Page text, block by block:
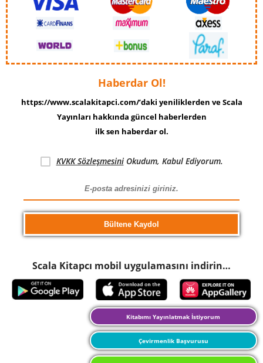
Haberdar Ol!
https://www.scalakitapci.com/’daki yeniliklerden ve Scala
Yayınları hakkında güncel haberlerden
ilk sen haberdar ol.
KVKK SözleşmesiniOkudum, Kabul Ediyorum.
Scala Kitapcı mobil uygulamasını indirin…
Kitabımı Yayınlatmak İstiyorum
Çevirmenlik Başvurusu